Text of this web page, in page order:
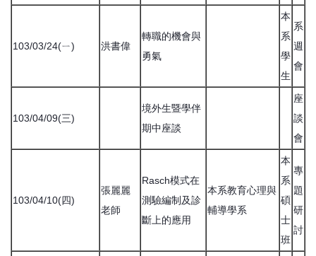
103/03/24(ㄧ) 洪書偉
轉職的機會與
勇氣
本
系
學
生
系
週
會
103/04/09(三)
境外生暨學伴
期中座談
座
談
會
103/04/10(四)
張麗麗
老師
Rasch模式在
測驗編制及診
斷上的應用
本系教育心理與
輔導學系
本
系
碩
士
班
專
題
研
討